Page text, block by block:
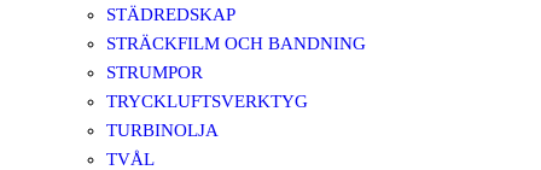
STÄDREDSKAP
STRÄCKFILM OCH BANDNING
STRUMPOR
TRYCKLUFTSVERKTYG
TURBINOLJA
TVÅL